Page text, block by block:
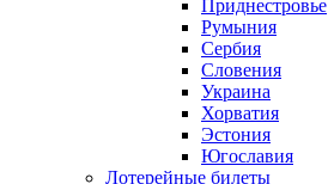
Приднестровье
Румыния
Сербия
Словения
Украина
Хорватия
Эстония
Югославия
Лотерейные билеты